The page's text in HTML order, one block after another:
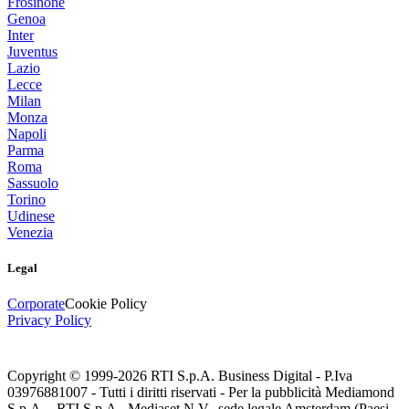
Genoa
Inter
Juventus
Lazio
Lecce
Milan
Monza
Napoli
Parma
Roma
Sassuolo
Torino
Udinese
Venezia
Legal
CorporateCookie Policy
Privacy Policy
Copyright © 1999-2026 RTI S.p.A. Business Digital - P.Iva
03976881007 - Tutti i diritti riservati - Per la pubblicità Mediamond